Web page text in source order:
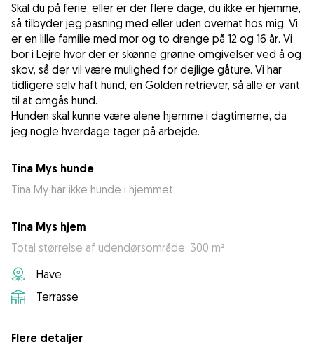
Skal du på ferie, eller er der flere dage, du ikke er hjemme,
så tilbyder jeg pasning med eller uden overnat hos mig. Vi
er en lille familie med mor og to drenge på 12 og 16 år. Vi
bor i Lejre hvor der er skønne grønne omgivelser ved å og
skov, så der vil være mulighed for dejlige gåture. Vi har
tidligere selv haft hund, en Golden retriever, så alle er vant
til at omgås hund.
Hunden skal kunne være alene hjemme i dagtimerne, da
jeg nogle hverdage tager på arbejde.
Tina Mys hunde
Tina My har ikke hunde i hjemmet
Tina Mys hjem
Total størrelse af udendørsområde: 300 m²
Have
Terrasse
Flere detaljer